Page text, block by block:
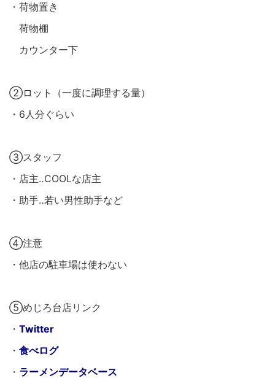
・荷物置き
荷物棚
カウンター下
②ロット（一度に調理する量）
・6人分ぐらい
③スタッフ
・店主‥COOLな店主
・助手‥若い男性助手など
④注意
・他店の駐車場は使わない
⑤めじろ台店リンク
・ Twitter
・ 食べログ
・ ラーメンデータベース